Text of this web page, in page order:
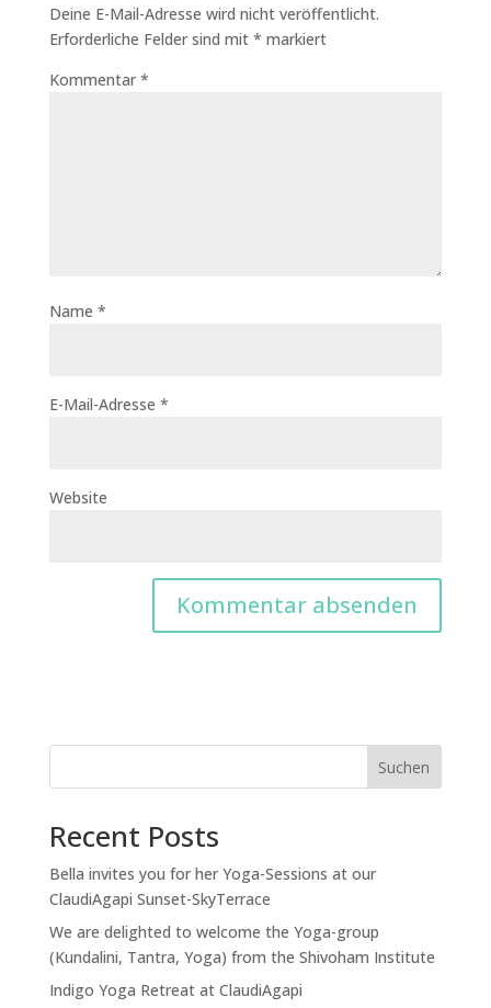
Deine E-Mail-Adresse wird nicht veröffentlicht.
Erforderliche Felder sind mit * markiert
Kommentar *
Name *
E-Mail-Adresse *
Website
Suchen
Recent Posts
Bella invites you for her Yoga-Sessions at our
ClaudiAgapi Sunset-SkyTerrace
We are delighted to welcome the Yoga-group
(Kundalini, Tantra, Yoga) from the Shivoham Institute
Indigo Yoga Retreat at ClaudiAgapi